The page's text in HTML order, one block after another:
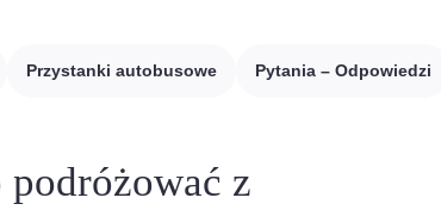
Przystanki autobusowe Pytania – Odpowiedzi
z